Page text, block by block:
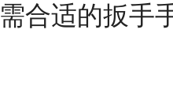
合适的扳手